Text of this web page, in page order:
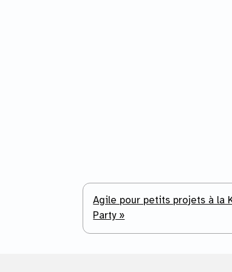
Agile pour petits projets à la
Party »